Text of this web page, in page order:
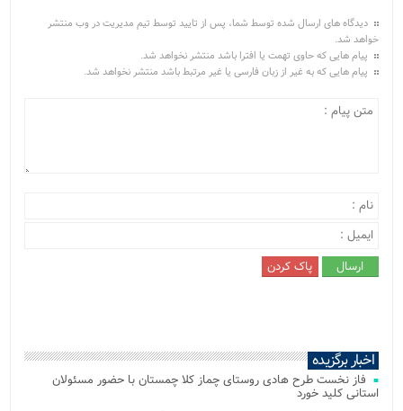
دیدگاه های ارسال شده توسط شما، پس از تایید توسط تیم مدیریت در وب منتشر
خواهد شد.
پیام هایی که حاوی تهمت یا افترا باشد منتشر نخواهد شد.
پیام هایی که به غیر از زبان فارسی یا غیر مرتبط باشد منتشر نخواهد شد.
اخبار برگزیده
فاز نخست طرح هادی روستای چماز کلا چمستان با حضور مسئولان
استانی کلید خورد